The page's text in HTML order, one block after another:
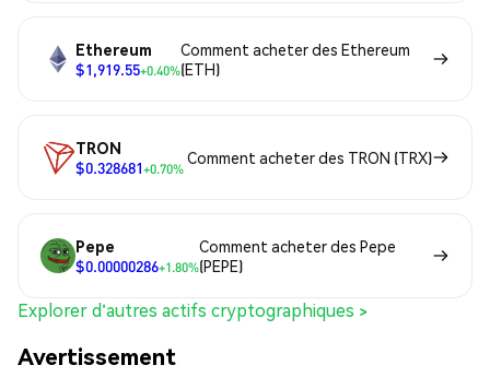
Ethereum
$1,919.55+0.40%
Comment acheter des Ethereum
(ETH)
TRON
$0.328681+0.70%
Comment acheter des TRON (TRX)
Pepe
$0.00000286+1.80%
Comment acheter des Pepe
(PEPE)
Explorer d'autres actifs cryptographiques >
Avertissement